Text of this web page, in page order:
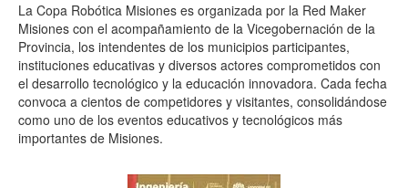
La Copa Robótica Misiones es organizada por la Red Maker
Misiones con el acompañamiento de la Vicegobernación de la
Provincia, los intendentes de los municipios participantes,
instituciones educativas y diversos actores comprometidos con
el desarrollo tecnológico y la educación innovadora. Cada fecha
convoca a cientos de competidores y visitantes, consolidándose
como uno de los eventos educativos y tecnológicos más
importantes de Misiones.